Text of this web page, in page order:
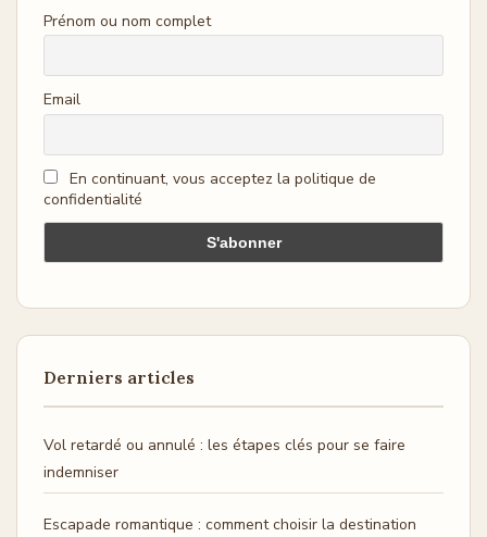
Prénom ou nom complet
Email
En continuant, vous acceptez la politique de
confidentialité
Derniers articles
Vol retardé ou annulé : les étapes clés pour se faire
indemniser
Escapade romantique : comment choisir la destination